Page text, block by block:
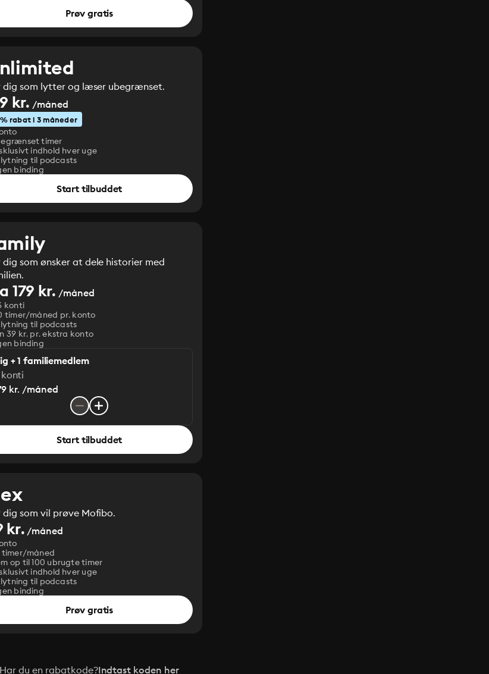
Prøv gratis
dig som lytter og læser ubegrænset.
kr. /måned
rabat i 3 måneder
timer
indhold hver uge
lytning til podcasts
binding
Start tilbuddet
dig som ønsker at dele historier med
179 kr. /måned
konti
timer/måned pr. konto
lytning til podcasts
39 kr. pr. ekstra konto
binding
+ 1 familiemedlem
kr. /måned
Start tilbuddet
dig som vil prøve Mofibo.
kr. /måned
timer/måned
op til 100 ubrugte timer
indhold hver uge
lytning til podcasts
binding
Prøv gratis
Har du en rabatkode?Indtast koden her